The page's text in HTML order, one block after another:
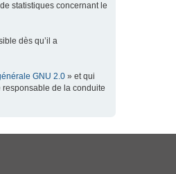
statistiques concernant le
dès qu’il a
GNU 2.0 » et qui
de la conduite